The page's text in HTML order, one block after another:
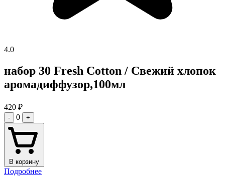
4.0
набор 30 Fresh Cotton / Свежий хлопок
аромадиффузор,100мл
420 ₽
- 0 +
В корзину
Подробнее